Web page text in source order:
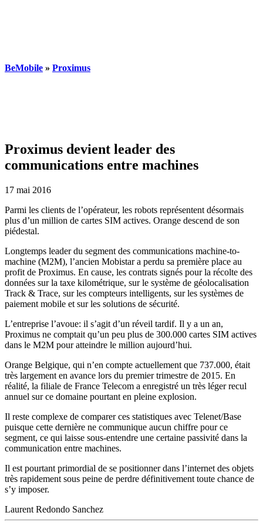
BeMobile » Proximus
Proximus devient leader des
communications entre machines
17 mai 2016
Parmi les clients de l’opérateur, les robots représentent désormais
plus d’un million de cartes SIM actives. Orange descend de son
piédestal.
Longtemps leader du segment des communications machine-to-
machine (M2M), l’ancien Mobistar a perdu sa première place au
profit de Proximus. En cause, les contrats signés pour la récolte des
données sur la taxe kilométrique, sur le système de géolocalisation
Track & Trace, sur les compteurs intelligents, sur les systèmes de
paiement mobile et sur les solutions de sécurité.
L’entreprise l’avoue: il s’agit d’un réveil tardif. Il y a un an,
Proximus ne comptait qu’un peu plus de 300.000 cartes SIM actives
dans le M2M pour atteindre le million aujourd’hui.
Orange Belgique, qui n’en compte actuellement que 737.000, était
très largement en avance lors du premier trimestre de 2015. En
réalité, la filiale de France Telecom a enregistré un très léger recul
annuel sur ce domaine pourtant en pleine explosion.
Il reste complexe de comparer ces statistiques avec Telenet/Base
puisque cette dernière ne communique aucun chiffre pour ce
segment, ce qui laisse sous-entendre une certaine passivité dans la
communication entre machines.
Il est pourtant primordial de se positionner dans l’internet des objets
très rapidement sous peine de perdre définitivement toute chance de
s’y imposer.
Laurent Redondo Sanchez